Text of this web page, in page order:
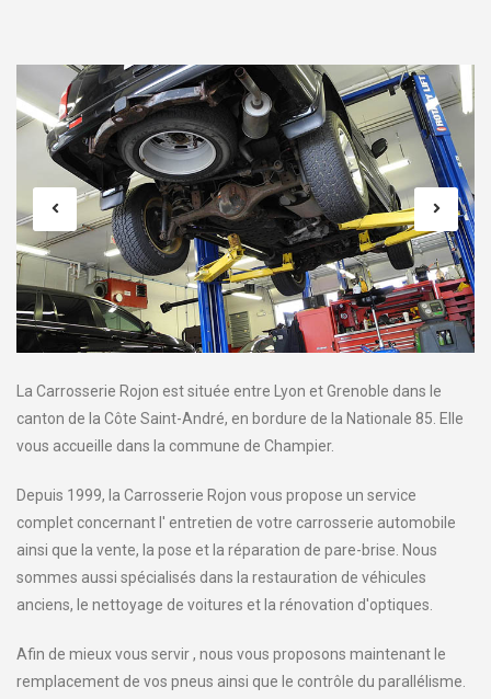
La Carrosserie Rojon est située entre Lyon et Grenoble dans le
canton de la Côte Saint-André, en bordure de la Nationale 85. Elle
vous accueille dans la commune de Champier.
Depuis 1999, la Carrosserie Rojon vous propose un service
complet concernant l' entretien de votre carrosserie automobile
ainsi que la vente, la pose et la réparation de pare-brise. Nous
sommes aussi spécialisés dans la restauration de véhicules
anciens, le nettoyage de voitures et la rénovation d'optiques.
Afin de mieux vous servir , nous vous proposons maintenant le
remplacement de vos pneus ainsi que le contrôle du parallélisme.